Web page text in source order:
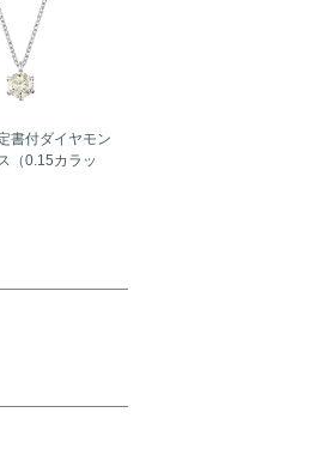
書付ダイヤモン
（0.15カラッ